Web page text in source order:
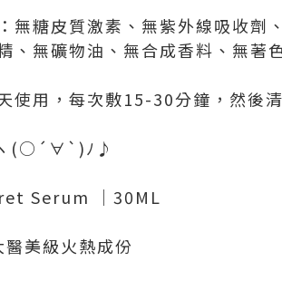
無糖皮質激素、無紫外線吸收劑
、無礦物油、無合成香料、無著
使用，每次敷15-30分鐘，然後
(○´∀`)ﾉ♪
Serum ｜30ML
美級火熱成份